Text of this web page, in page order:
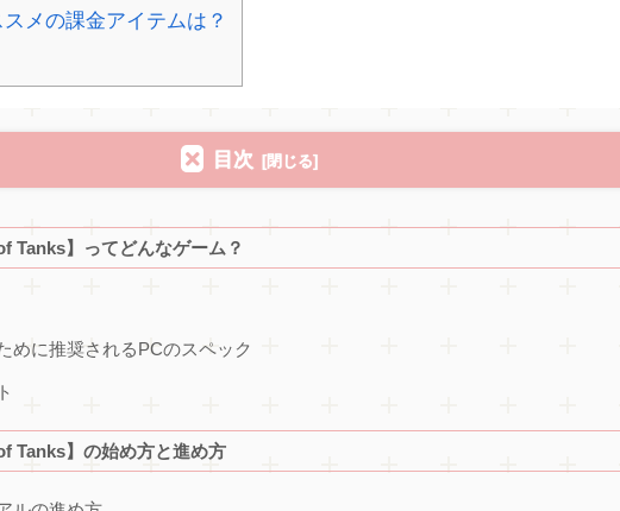
メの課金アイテムは？
目次
Tanks】ってどんなゲーム？
めに推奨されるPCのスペック
Tanks】の始め方と進め方